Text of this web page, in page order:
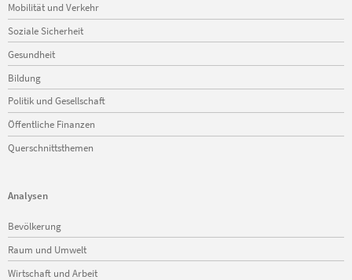
Mobilität und Verkehr
Soziale Sicherheit
Gesundheit
Bildung
Politik und Gesellschaft
Öffentliche Finanzen
Querschnittsthemen
Analysen
Navigation
überspringen
Bevölkerung
Raum und Umwelt
Wirtschaft und Arbeit